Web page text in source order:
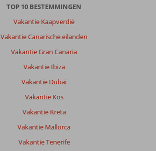
TOP 10 BESTEMMINGEN
Vakantie Kaapverdië
Vakantie Canarische eilanden
Vakantie Gran Canaria
Vakantie Ibiza
Vakantie Dubai
Vakantie Kos
Vakantie Kreta
Vakantie Mallorca
Vakantie Tenerife